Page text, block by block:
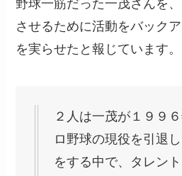
野球一筋だった一茂さんを
させるために活動をバック
を実らせたと報じています。
２人は一茂が１９９
ロ野球の現役を引退
をする中で、タレン